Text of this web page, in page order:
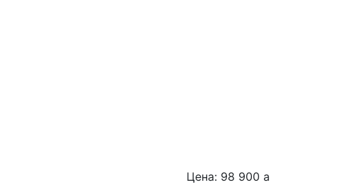
Цена: 98 900 a